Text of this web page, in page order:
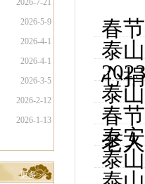
2026-7-21
2026-5-9
2026-4-1
2026-4-1
2026-3-5
2026-2-12
2026-1-13
更多>>
春
泰
心
泰
春
老
泰
泰